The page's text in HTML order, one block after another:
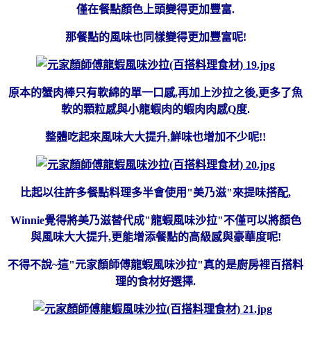
僅在餐點顏色上頭變得更加豐富.
那餐點的風味也同樣變得更加豐富呢!
原本的蟹肉棒只有軟綿的單一口感,再加上沙拉之後,更多了魚
軟的顆粒感與小龍蝦肉的蝦肉肉感Q度.
整體吃起來風味大大提升,鮮味也增加不少呢!!
比起以往許多餐點料理多半會使用"美乃滋"來提味搭配,
Winnie覺得將美乃滋替代成"龍蝦風味沙拉"不僅可以將顏色
與風味大大提升,更能增添餐點的高級感與豪華度呢!
不得不說~這"元家顏師傅龍蝦風味沙拉"真的是廚房裡百搭料
理的食材好選擇.